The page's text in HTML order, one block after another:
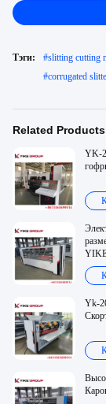
Тэги: #slitting cutting
#corrugated
Related Products
YK-
Yk-